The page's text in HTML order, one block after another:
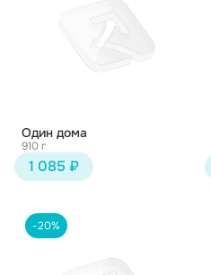
Один дома
910 г
1 085 ₽
-20%